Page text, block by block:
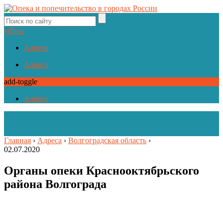
ytfbtw
Адреса
Адреса
add-toggle
Адреса
Главная › Адреса › Волгоградская область ›
02.07.2020
Органы опеки Краснооктябрьского
района Волгограда